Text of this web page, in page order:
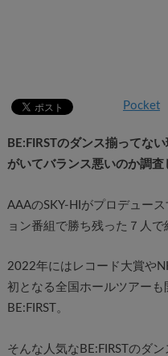
Pocket
BE:FIRSTのダンス揃ってな
がいてバランス悪いのか調査
AAAのSKY-HIがプロデュー
ョン番組で勝ち残った７人
2022年にはレコード大賞や
初となる全国ホールツアー
BE:FIRST。
そんな人気なBE:FIRSTのダ